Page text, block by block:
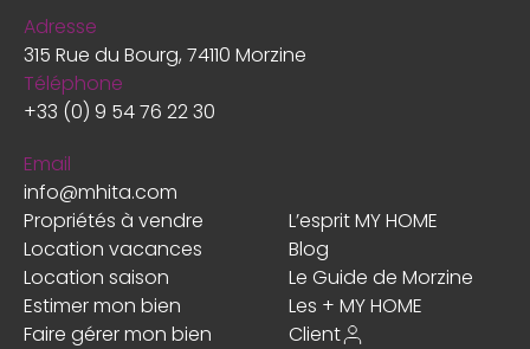
Propriétés à vendre
L’esprit MY HOME
Location vacances
Blog
Location saison
Le Guide de Morzine
Estimer mon bien
Les + MY HOME
Faire gérer mon bien
Client
Adresse
315 Rue du Bourg, 74110 Morzine
Téléphone
+33 (0) 9 54 76 22 30
Email
info@mhita.com